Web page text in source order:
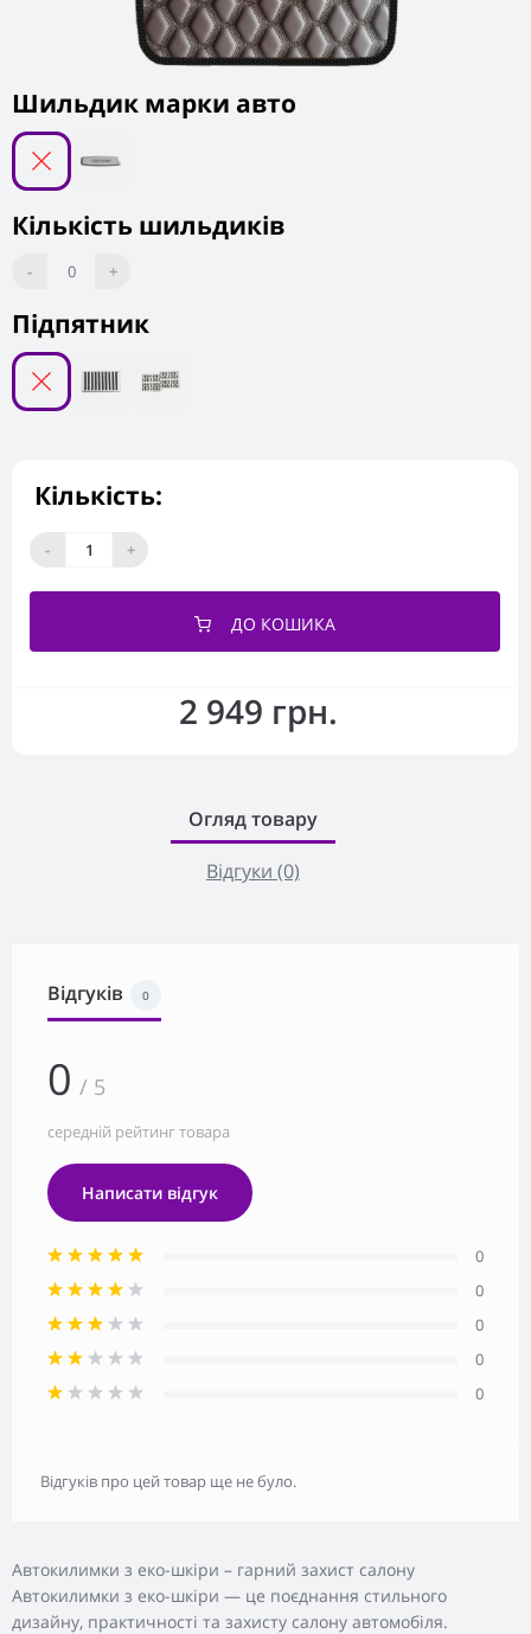
2 949 грн.
Підпятник
Шильдик марки авто
Кількість шильдиків
- 0 +
Кількість:
- +
ДО КОШИКА
Огляд товару
Відгуки (0)
Автокилимки з еко-шкіри – гарний захист салону
Автокилимки з еко-шкіри — це поєднання стильного
дизайну, практичності та захисту салону автомобіля.
Відгуків 0
0 / 5
середній рейтинг товара
Написати відгук
0
0
0
0
0
Відгуків про цей товар ще не було.